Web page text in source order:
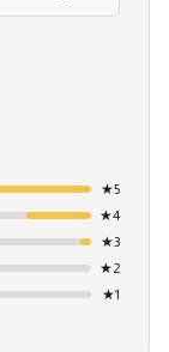
5
★
4
★
3
★
2
★
1
★